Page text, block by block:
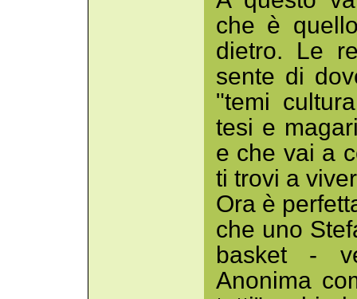
che è
dietro. Le
sente di
"temi
tesi e
e che vai a
ti trovi a
Ora è
che uno
basket -
Anonima